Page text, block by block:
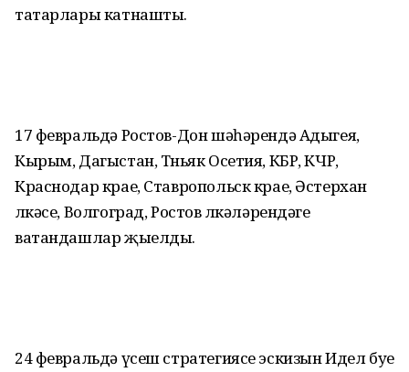
татарлары катнашты.
17 февральдә Ростов-Дон шәһәрендә Адыгея,
Кырым, Дагыстан, Төньяк Осетия, КБР, КЧР,
Краснодар крае, Ставропольск крае, Әстерхан
өлкәсе, Волгоград, Ростов өлкәләрендәге
ватандашлар җыелды.
24 февральдә үсеш стратегиясе эскизын Идел буе